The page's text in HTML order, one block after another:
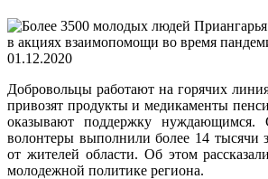
01.12.2020
Добровольцы работают на горячих
привозят продукты и медикаменты
оказывают поддержку нуждающимся.
волонтеры выполнили более 14 тысячи
от жителей области. Об этом
молодежной политике региона.